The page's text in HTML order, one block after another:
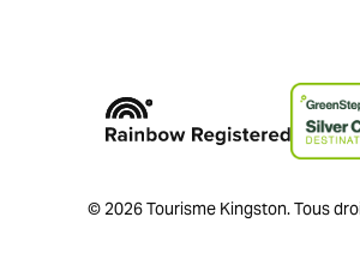
© 2026 Tourisme Kingston. Tous